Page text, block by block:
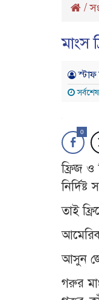
/
মাংস
স্টাফ
0
ফ্রিজ ও
তাই
আসুন
গরুর